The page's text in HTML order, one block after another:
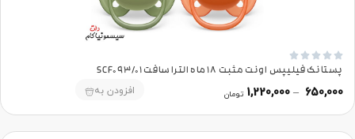





پستانک فیلیپس اونت مثبت 18 ماه الترا سافت SCF093/01
650,000
–
1,220,000 تومان افزودن به